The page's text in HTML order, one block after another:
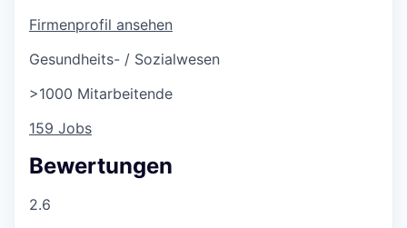
Firmenprofil ansehen
Gesundheits- / Sozialwesen
>1000 Mitarbeitende
159 Jobs
Bewertungen
2.6